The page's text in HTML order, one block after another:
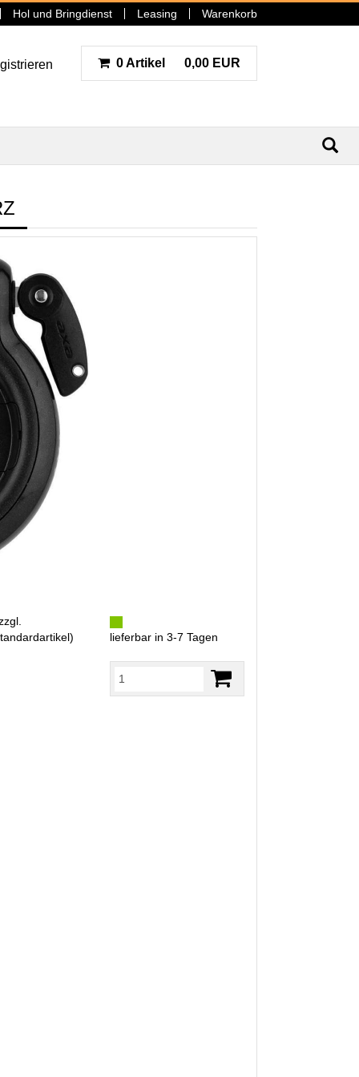
Hol und Bringdienst Leasing Warenkorb
0 Artikel 0,00 EUR
) lieferbar in 3-7 Tagen